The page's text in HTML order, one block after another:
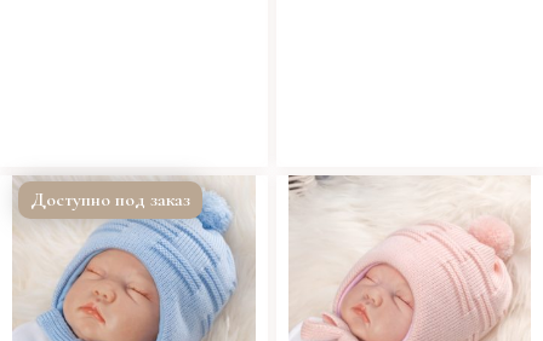
Доступно под заказ